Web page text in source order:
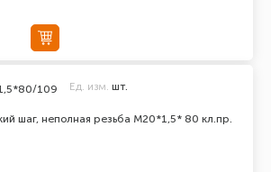
шаг, неполная резьба M20*1,5* 80 кл.пр.
109 Ед. изм. шт.